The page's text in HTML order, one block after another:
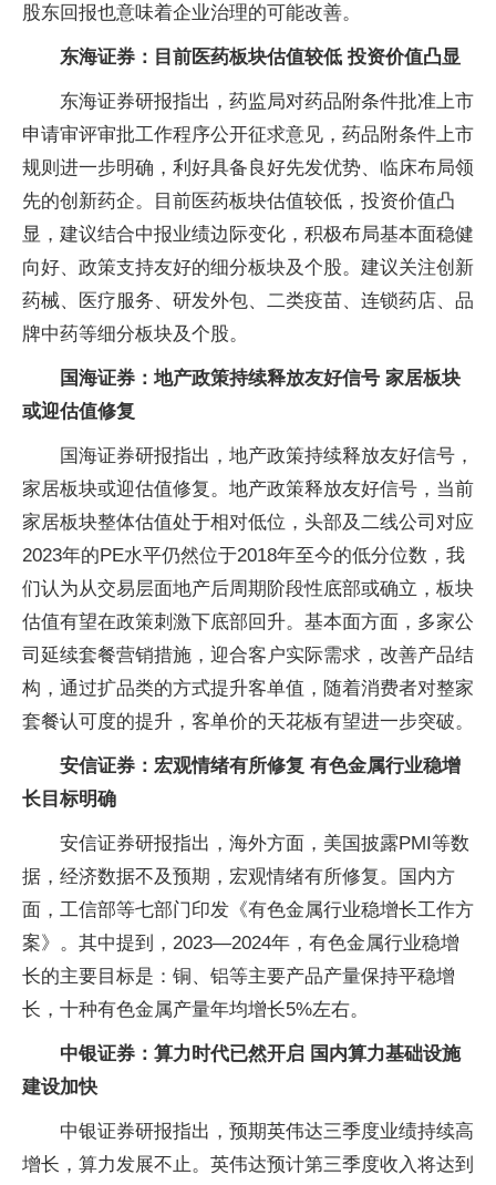
股东回报也意味着企业治理的可能改善。
东海证券：目前医药板块估值较低 投资价值凸显
东海证券研报指出，药监局对药品附条件批准上市
申请审评审批工作程序公开征求意见，药品附条件上市
规则进一步明确，利好具备良好先发优势、临床布局领
先的创新药企。目前医药板块估值较低，投资价值凸
显，建议结合中报业绩边际变化，积极布局基本面稳健
向好、政策支持友好的细分板块及个股。建议关注创新
药械、医疗服务、研发外包、二类疫苗、连锁药店、品
牌中药等细分板块及个股。
国海证券：地产政策持续释放友好信号 家居板块
或迎估值修复
国海证券研报指出，地产政策持续释放友好信号，
家居板块或迎估值修复。地产政策释放友好信号，当前
家居板块整体估值处于相对低位，头部及二线公司对应
2023年的PE水平仍然位于2018年至今的低分位数，我
们认为从交易层面地产后周期阶段性底部或确立，板块
估值有望在政策刺激下底部回升。基本面方面，多家公
司延续套餐营销措施，迎合客户实际需求，改善产品结
构，通过扩品类的方式提升客单值，随着消费者对整家
套餐认可度的提升，客单价的天花板有望进一步突破。
安信证券：宏观情绪有所修复 有色金属行业稳增
长目标明确
安信证券研报指出，海外方面，美国披露PMI等数
据，经济数据不及预期，宏观情绪有所修复。国内方
面，工信部等七部门印发《有色金属行业稳增长工作方
案》。其中提到，2023—2024年，有色金属行业稳增
长的主要目标是：铜、铝等主要产品产量保持平稳增
长，十种有色金属产量年均增长5%左右。
中银证券：算力时代已然开启 国内算力基础设施
建设加快
中银证券研报指出，预期英伟达三季度业绩持续高
增长，算力发展不止。英伟达预计第三季度收入将达到